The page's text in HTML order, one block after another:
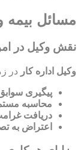
مسائل بیمه
نقش وکیل در
وکیل اداره کار در
پیگیری
محاسبه
دریافت
اعتراض به